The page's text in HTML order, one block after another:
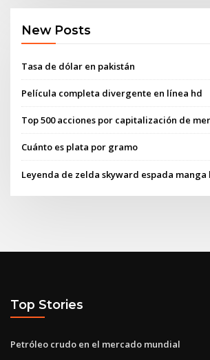
New Posts
Tasa de dólar en pakistán
Película completa divergente en línea hd
Top 500 acciones por capitalización de
Cuánto es plata por gramo
Leyenda de zelda skyward espada manga
Top Stories
Petróleo crudo en el mercado mundial